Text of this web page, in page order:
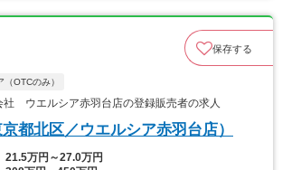
保存する
（OTCのみ）
社 ウエルシア赤羽台店の登録販売者の求人
都北区／ウエルシア赤羽台店）
21.5万円～27.0万円